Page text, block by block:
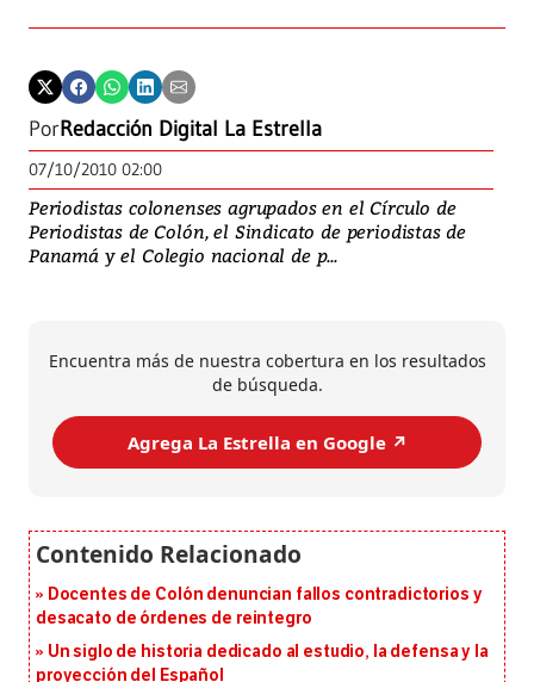
PorRedacción Digital La Estrella
07/10/2010 02:00
Periodistas colonenses agrupados en el Círculo de
Periodistas de Colón, el Sindicato de periodistas de
Panamá y el Colegio nacional de p...
Encuentra más de nuestra cobertura en los resultados
de búsqueda.
Agrega La Estrella en Google ↗️
Docentes de Colón denuncian fallos contradictorios y
desacato de órdenes de reintegro
Un siglo de historia dedicado al estudio, la defensa y la
proyección del Español